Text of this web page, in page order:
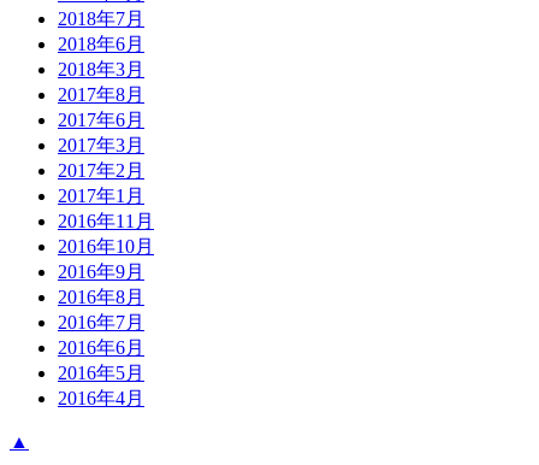
2018年7月
2018年6月
2018年3月
2017年8月
2017年6月
2017年3月
2017年2月
2017年1月
2016年11月
2016年10月
2016年9月
2016年8月
2016年7月
2016年6月
2016年5月
2016年4月
▲